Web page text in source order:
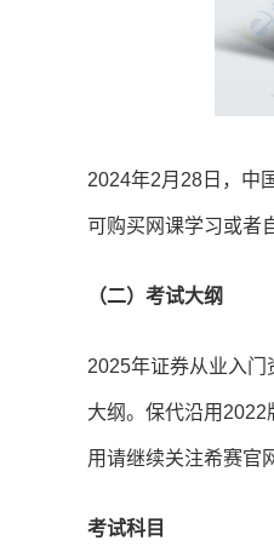
2024年2月28日，中
可购买网课学习或者
（二）考试大纲
2025年证券从业入
大纲。保代沿用
用请继续关注希赛官
考试科目